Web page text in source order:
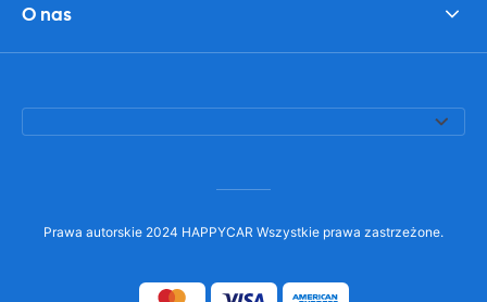
O nas
Prawa autorskie 2024 HAPPYCAR Wszystkie prawa zastrzeżone.